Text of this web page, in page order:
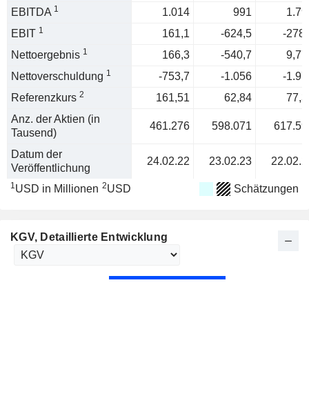
EBITDA 1 1.014 991
EBIT 1 161,1 -624,5
-
Nettoergebnis 1 166,3 -540,7
Nettoverschuldung 1 -753,7 -1.056
-
Referenzkurs 2 161,51 62,84
Anz. der Aktien (in
Tausend)
461.276 598.071
Datum der
Veröffentlichung
24.02.22 23.02.23
1USD in Millionen 2USD Schätzungen
KGV, Detaillierte Entwicklung